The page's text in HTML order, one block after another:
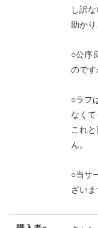
し訳
助かり
○公序
のです
○ラフ
なく
これ
ん。
○当サ
ざいま